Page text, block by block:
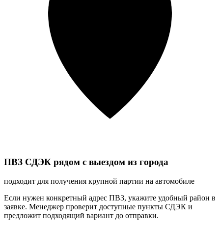
ПВЗ СДЭК рядом с выездом из города
подходит для получения крупной партии на автомобиле
Если нужен конкретный адрес ПВЗ, укажите удобный район в
заявке. Менеджер проверит доступные пункты СДЭК и
предложит подходящий вариант до отправки.